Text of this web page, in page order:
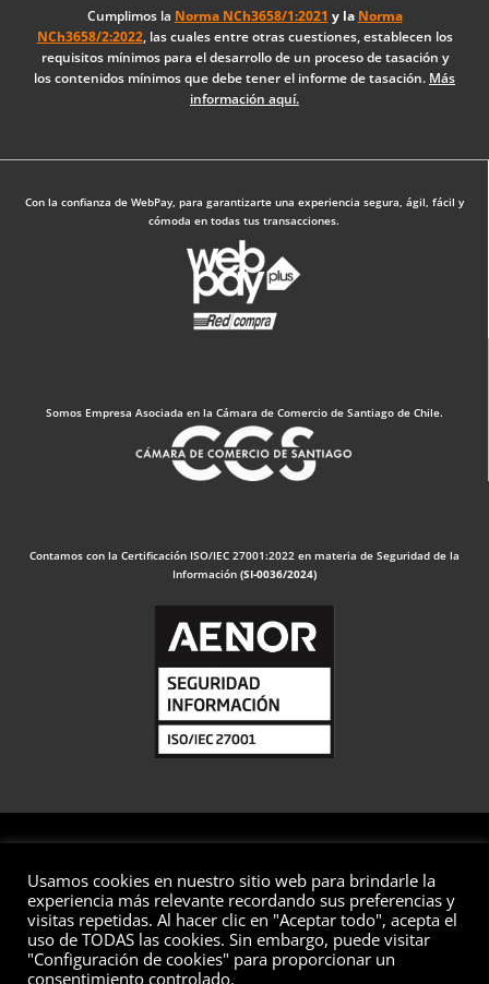
o
o
k
d
i
n
g
r
a
Cumplimos la Norma NCh3658/1:2021 y la Norma
NCh3658/2:2022, las cuales entre otras cuestiones, establecen los
requisitos mínimos para el desarrollo de un proceso de tasación y
los contenidos mínimos que debe tener el informe de tasación. Más
información aquí.
Con la confianza de WebPay, para garantizarte una experiencia segura, ágil, fácil y
cómoda en todas tus transacciones.
Somos Empresa Asociada en la Cámara de Comercio de Santiago de Chile.
Contamos con la Certificación ISO/IEC 27001:2022 en materia de Seguridad de la
Información (SI-0036/2024)
© 2026 Valuaciones
Todos los derechos reservados
Aviso LegalPolítica de PrivacidadPolítica de Cookies
Usamos cookies en nuestro sitio web para brindarle la
experiencia más relevante recordando sus preferencias y
visitas repetidas. Al hacer clic en "Aceptar todo", acepta el
uso de TODAS las cookies. Sin embargo, puede visitar
"Configuración de cookies" para proporcionar un
consentimiento controlado.